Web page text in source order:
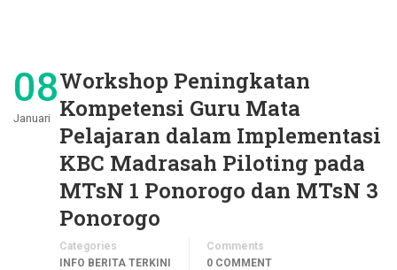
08
Januari
Workshop Peningkatan
Kompetensi Guru Mata
Pelajaran dalam Implementasi
KBC Madrasah Piloting pada
MTsN 1 Ponorogo dan MTsN 3
Ponorogo
Categories
INFO BERITA TERKINI
Comments
0 COMMENT